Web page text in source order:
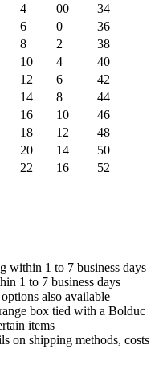
4 00
34
6 0
36
8 2
38
10 4
40
12 6
42
14 8
44
16 10
46
18 12
48
20 14
50
22 16
52
within 1 to 7 business days
1 to 7 business days
also available
box tied with a Bolduc
items
on shipping methods, costs